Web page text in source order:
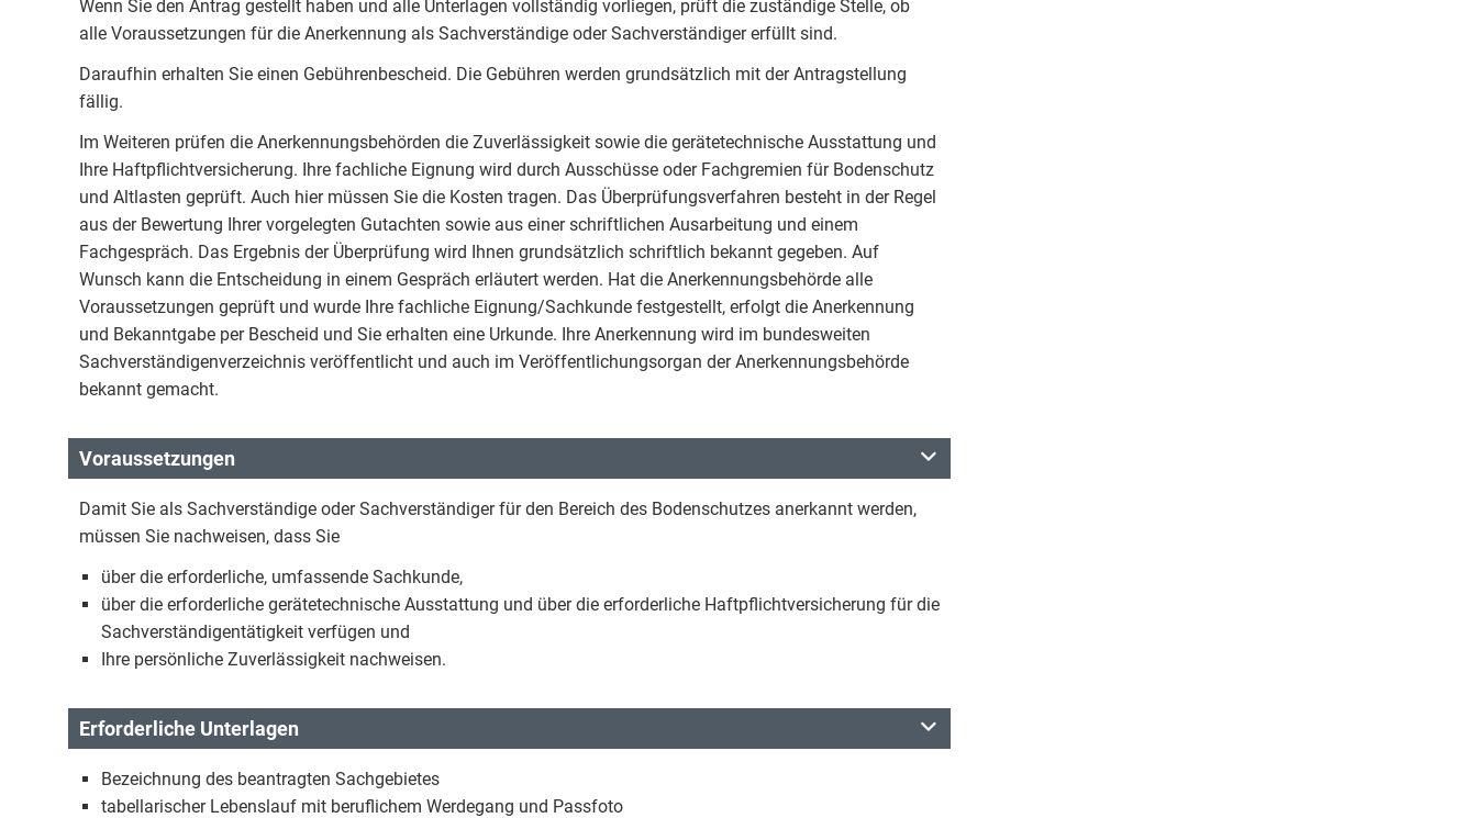
Wenn Sie den Antrag gestellt haben und alle Unterlagen vollständig vorliegen, prüft die zuständige Stelle, ob
alle Voraussetzungen für die Anerkennung als Sachverständige oder Sachverständiger erfüllt sind.
Daraufhin erhalten Sie einen Gebührenbescheid. Die Gebühren werden grundsätzlich mit der Antragstellung
fällig.
Im Weiteren prüfen die Anerkennungsbehörden die Zuverlässigkeit sowie die gerätetechnische Ausstattung und
Ihre Haftpflichtversicherung. Ihre fachliche Eignung wird durch Ausschüsse oder Fachgremien für Bodenschutz
und Altlasten geprüft. Auch hier müssen Sie die Kosten tragen. Das Überprüfungsverfahren besteht in der Regel
aus der Bewertung Ihrer vorgelegten Gutachten sowie aus einer schriftlichen Ausarbeitung und einem
Fachgespräch. Das Ergebnis der Überprüfung wird Ihnen grundsätzlich schriftlich bekannt gegeben. Auf
Wunsch kann die Entscheidung in einem Gespräch erläutert werden. Hat die Anerkennungsbehörde alle
Voraussetzungen geprüft und wurde Ihre fachliche Eignung/Sachkunde festgestellt, erfolgt die Anerkennung
und Bekanntgabe per Bescheid und Sie erhalten eine Urkunde. Ihre Anerkennung wird im bundesweiten
Sachverständigenverzeichnis veröffentlicht und auch im Veröffentlichungsorgan der Anerkennungsbehörde
bekannt gemacht.
Voraussetzungen
Damit Sie als Sachverständige oder Sachverständiger für den Bereich des Bodenschutzes anerkannt werden,
müssen Sie nachweisen, dass Sie
über die erforderliche, umfassende Sachkunde,
über die erforderliche gerätetechnische Ausstattung und über die erforderliche Haftpflichtversicherung für die
Sachverständigentätigkeit verfügen und
Ihre persönliche Zuverlässigkeit nachweisen.
Erforderliche Unterlagen
Bezeichnung des beantragten Sachgebietes
tabellarischer Lebenslauf mit beruflichem Werdegang und Passfoto